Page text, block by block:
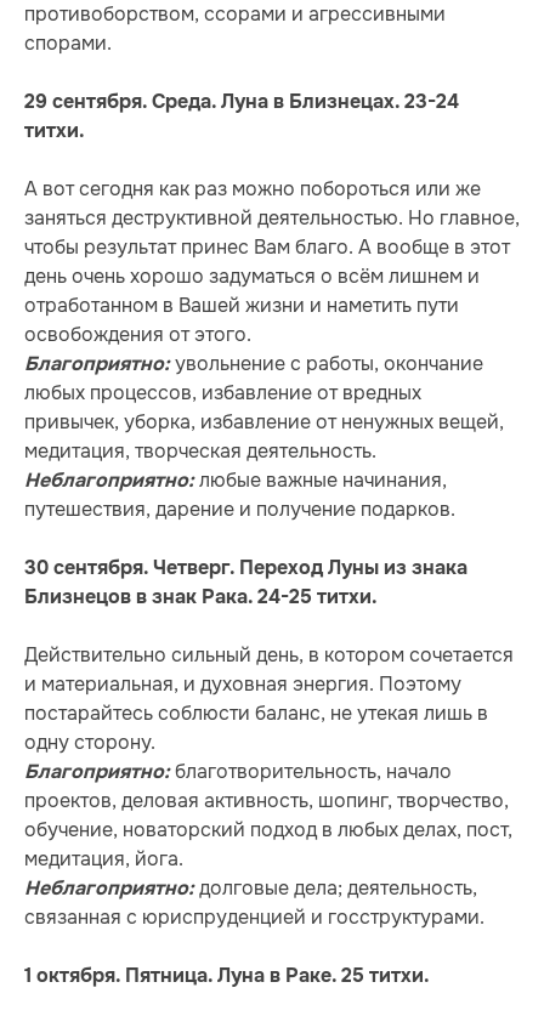
противоборством, ссорами и агрессивными
спорами.
29 сентября. Среда. Луна в Близнецах. 23-24
титхи.
А вот сегодня как раз можно побороться или же
заняться деструктивной деятельностью. Но главное,
чтобы результат принес Вам благо. А вообще в этот
день очень хорошо задуматься о всём лишнем и
отработанном в Вашей жизни и наметить пути
освобождения от этого.
Благоприятно:увольнение с работы, окончание
любых процессов, избавление от вредных
привычек, уборка, избавление от ненужных вещей,
медитация, творческая деятельность.
Неблагоприятно:любые важные начинания,
путешествия, дарение и получение подарков.
30 сентября. Четверг. Переход Луны из знака
Близнецов в знак Рака. 24-25 титхи.
Действительно сильный день, в котором сочетается
и материальная, и духовная энергия. Поэтому
постарайтесь соблюсти баланс, не утекая лишь в
одну сторону.
Благоприятно:благотворительность, начало
проектов, деловая активность, шопинг, творчество,
обучение, новаторский подход в любых делах, пост,
медитация, йога.
Неблагоприятно:долговые дела; деятельность,
связанная с юриспруденцией и госструктурами.
1 октября. Пятница. Луна в Раке. 25 титхи.